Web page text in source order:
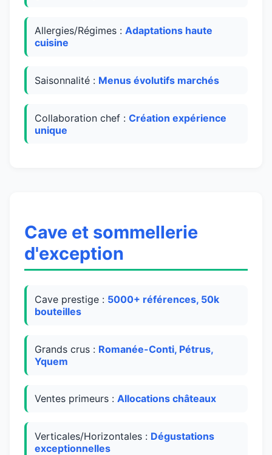
Allergies/Régimes : Adaptations haute
cuisine
Saisonnalité : Menus évolutifs marchés
Collaboration chef : Création expérience
unique
Cave et sommellerie
d'exception
Cave prestige : 5000+ références, 50k
bouteilles
Grands crus : Romanée-Conti, Pétrus,
Yquem
Ventes primeurs : Allocations châteaux
Verticales/Horizontales : Dégustations
exceptionnelles